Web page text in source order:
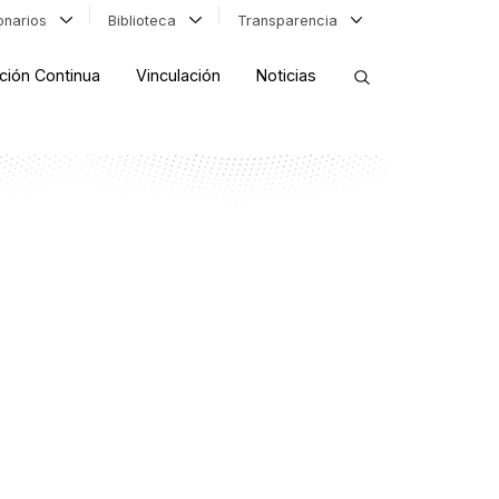
Biblioteca Transparencia
Continua Vinculación Noticias